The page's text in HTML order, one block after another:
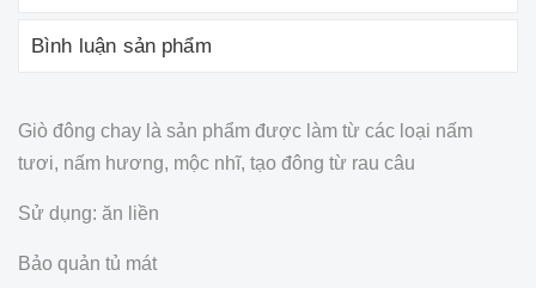
Bình luận sản phẩm
Giò đông chay là sản phẩm được làm từ các loại nấm
tươi, nấm hương, mộc nhĩ, tạo đông từ rau câu
Sử dụng: ăn liền
Bảo quản tủ mát